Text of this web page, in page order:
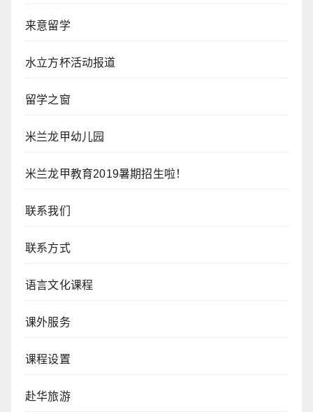
来意留学
水立方杯活动报道
留学之窗
米兰龙甲幼儿园
米兰龙甲教育2019暑期招生啦！
联系我们
联系方式
语言文化课程
课外服务
课程设置
赴华旅游